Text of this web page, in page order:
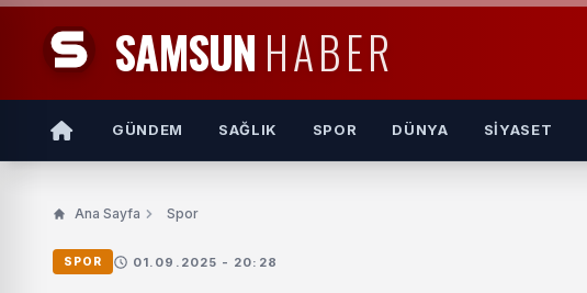
SAMSUN HABER
GÜNDEM SAĞLIK SPOR DÜNYA SIYASET
Ana Sayfa Spor
SPOR 01.09.2025 - 20:28